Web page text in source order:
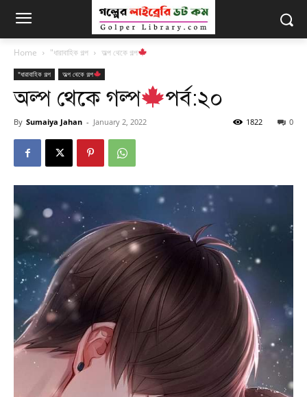
Home "ধারাবাহিক গল্প অল্প থেকে গল্প
"ধারাবাহিক গল্প অল্প থেকে গল্প
অল্প থেকে গল্প পর্ব:২০
By Sumaiya Jahan - January 2, 2022 0
1822